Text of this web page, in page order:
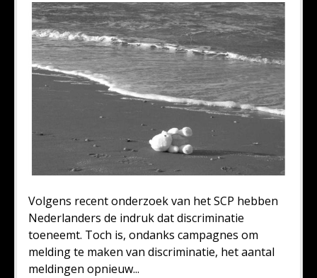
Volgens recent onderzoek van het SCP hebben
Nederlanders de indruk dat discriminatie
toeneemt. Toch is, ondanks campagnes om
melding te maken van discriminatie, het aantal
meldingen opnieuw...